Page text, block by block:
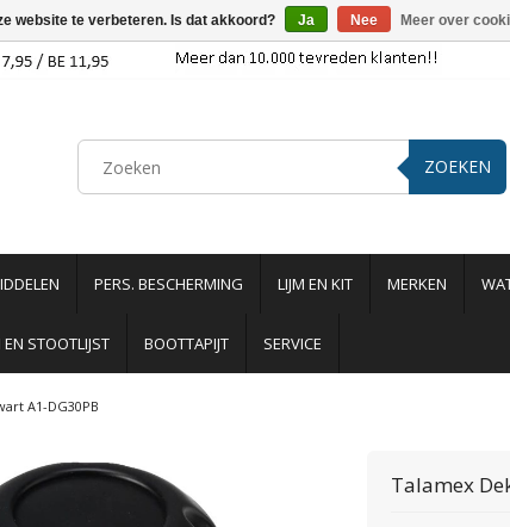
ZOEKEN
PERS. BESCHERMING LIJM EN KIT MERKEN
STOOTLIJST BOOTTAPIJT SERVICE
A1-DG30PB
Talamex
website te verbeteren. Is dat akkoord? Ja Nee Meer over